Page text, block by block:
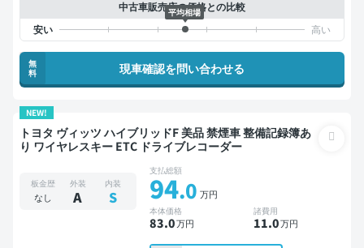
中古車販売店の価格との比較
平均相場
無
料
現車確認を問い合わせる
NEW!
トヨタ ヴィッツ ハイブリッドF 美品 禁煙車 整備記録簿あ
り ワイヤレスキー ETC ドライブレコーダー
板金歴
なし
外装
A
内装
S
支払総額
94.0 万円
本体価格
83.0万円
諸費用
11.0万円